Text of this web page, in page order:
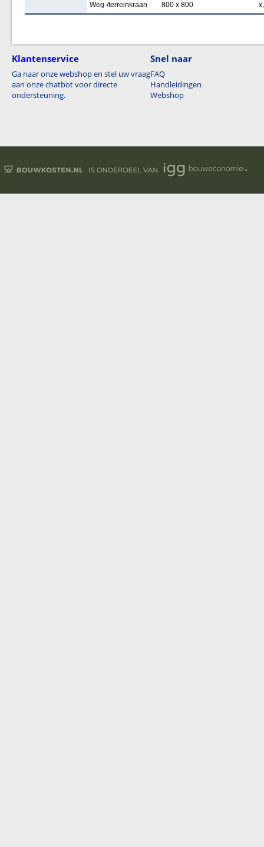
Weg-/terreinkraan
800 x 800
Klantenservice
Ga naar onze webshop en stel uw vraag
aan onze chatbot voor directe
ondersteuning.
Snel naar
FAQ
Handleidingen
Webshop